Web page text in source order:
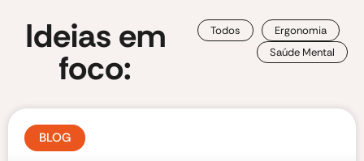
Ideias em
foco:
Todos
Ergonomia
Saúde Mental
BLOG